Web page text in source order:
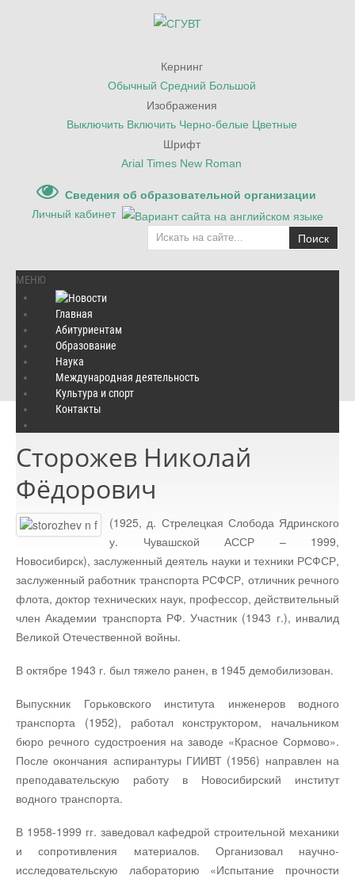
Кернинг
Обычный Средний Большой
Изображения
Выключить Включить Черно-белые Цветные
Шрифт
Arial Times New Roman
Сведения об образовательной организации
Личный кабинет
Поиск
МЕНЮ
Главная
Абитуриентам
Образование
Наука
Международная деятельность
Культура и спорт
Контакты
Главная / Культура и спорт
Историко-патриотический центр
Сторожев Николай Фёдорович
Сторожев Николай
Фёдорович
(1925, д. Стрелецкая Слобода Ядринского
у. Чувашской АССР – 1999,
Новосибирск), заслуженный деятель науки и техники РСФСР,
заслуженный работник транспорта РСФСР, отличник речного
флота, доктор технических наук, профессор, действительный
член Академии транспорта РФ. Участник (1943 г.), инвалид
Великой Отечественной войны.
В октябре 1943 г. был тяжело ранен, в 1945 демобилизован.
Выпускник Горьковского института инженеров водного
транспорта (1952), работал конструктором, начальником
бюро речного судостроения на заводе «Красное Сормово».
После окончания аспирантуры ГИИВТ (1956) направлен на
преподавательскую работу в Новосибирский институт
водного транспорта.
В 1958-1999 гг. заведовал кафедрой строительной механики
и сопротивления материалов. Организовал научно-
исследовательскую лабораторию «Испытание прочности